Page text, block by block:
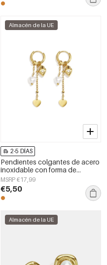
Almacén de la UE
2-5 DÍAS
Pendientes colgantes de acero
inoxidable con forma de
corazón, sencillos, de la serie
Daily Simple, joyería para mujer.
MSRP €17,99
€5,50
Almacén de la UE